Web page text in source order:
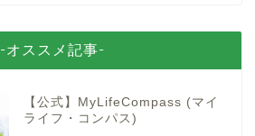
-オススメ記事-
【公式】MyLifeCompass (マイ
ライフ・コンパス)